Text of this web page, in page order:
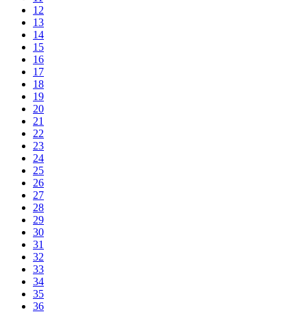
12
13
14
15
16
17
18
19
20
21
22
23
24
25
26
27
28
29
30
31
32
33
34
35
36